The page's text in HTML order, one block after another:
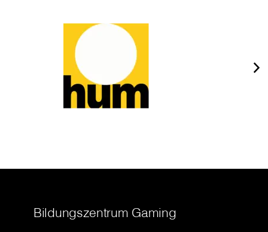
Bildungszentrum Gaming